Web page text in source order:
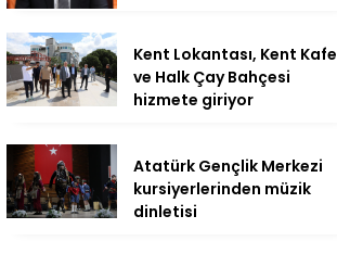
Kent Lokantası, Kent Kafe
ve Halk Çay Bahçesi
hizmete giriyor
Atatürk Gençlik Merkezi
kursiyerlerinden müzik
dinletisi